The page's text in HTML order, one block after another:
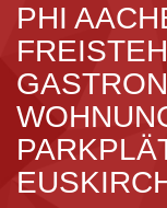
PHI